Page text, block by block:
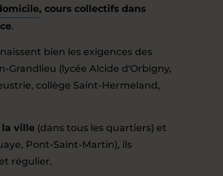
, cours collectifs dans
.
bien les exigences des
Grandlieu (lycée Alcide d'Orbigny,
collège Saint-Hermeland,
la ville (dans tous les quartiers) et
Pont-Saint-Martin), ils
régulier.